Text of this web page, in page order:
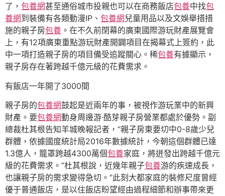
了， 包養網甚至通俗城市投親也可以在商務飯店包養中找包
養網到裝備有各類動漫IP、 包養網 兒童用品以及文娛舉措措
施的親子房包養 。在不久前閉幕的廣東國際游玩財產展覽會
上，有12項廣東重點游玩財產開闢項目在揭幕式上簽約，此
中一項打造親子房的項目備受追蹤關心。稀包養有據顯示，
親子房存在著跨越千億元級的花費需求。
有飯店一年開了3000間
親子房的包養網鼓起是近兩年的事，被視作游玩業中的新興
財產。要包養網動身周邊游·酷芽親子房營業都處於優勢。副
總裁杜其根告知羊城晚報記者，“親子房東要切中0-8歲少兒
群體，依據國度統計局2016年數據統計，今朝這個群體已達
1.3億人，籠罩跨越4300萬個包養家庭，將迸發出跨越千億元
級的花費需求。”杜其根說，近幾年親子包養游的疾速成長，
也讓親子房的需求變得急切。“此刻大都家庭的裝修尺度曾經
優于普通飯店，是以住飯店盼望經由過程細節和辦事帶來更